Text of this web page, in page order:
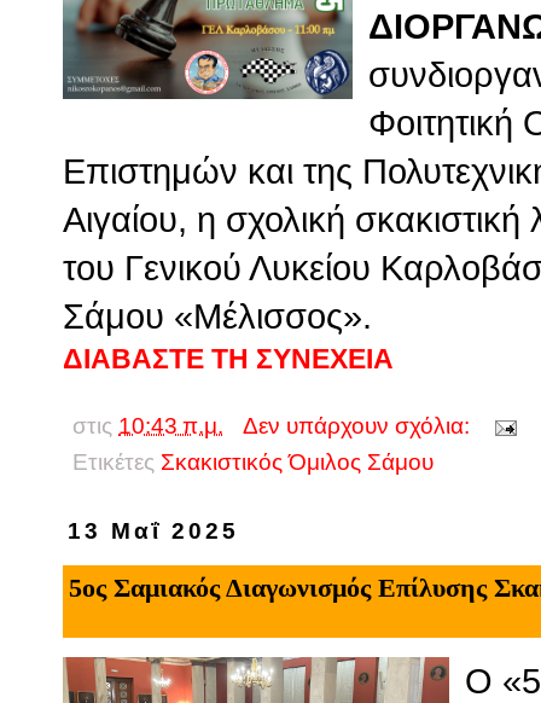
Επιστημών και της
Αιγαίου, η σχολική
του Γενικού Λυκείου
Σάμου «Μέλισσος».
ΔΙΑΒΑΣΤΕ ΤΗ ΣΥΝΕΧΕΙΑ
στις 10:43 π.μ.
Δεν υπάρχουν σχόλια:
Ετικέτες Σκακιστικός Όμιλος Σάμου
13 Μαΐ 2025
5ος Σαμιακός Διαγωνισμός Επίλυσης
Ο